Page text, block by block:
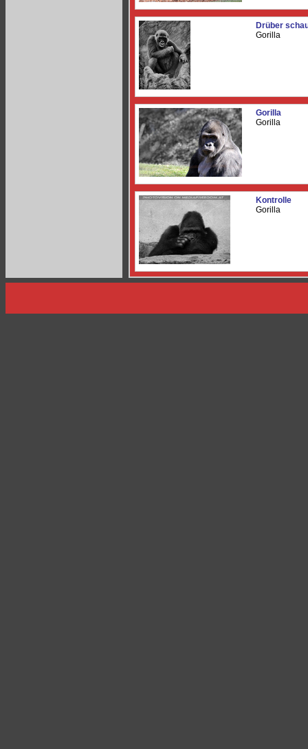
Drüber
Gorilla
Gorilla
Gorilla
Kontrolle
Gorilla